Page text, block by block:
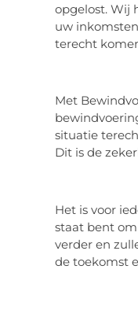
opgelost. Wij
uw
terecht
Met
situatie
Dit is de
Het is voor
staat bent
verder en
de toekomst